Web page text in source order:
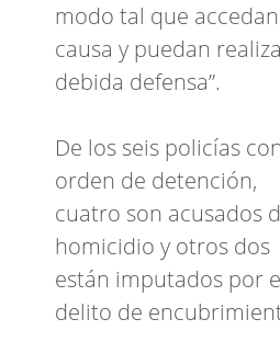
modo tal que
causa y puedan
debida defensa”.
De los seis policías
orden de detención,
cuatro son acusados
homicidio y otros dos
están imputados por
delito de